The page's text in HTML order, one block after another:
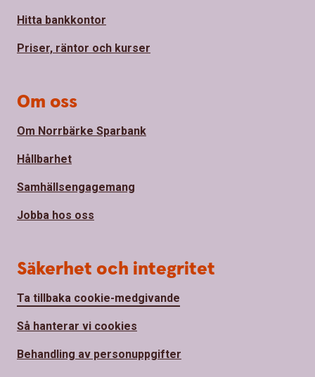
Hitta bankkontor
Priser, räntor och kurser
Om oss
Om Norrbärke Sparbank
Hållbarhet
Samhällsengagemang
Jobba hos oss
Säkerhet och integritet
Ta tillbaka cookie-medgivande
Så hanterar vi cookies
Behandling av personuppgifter